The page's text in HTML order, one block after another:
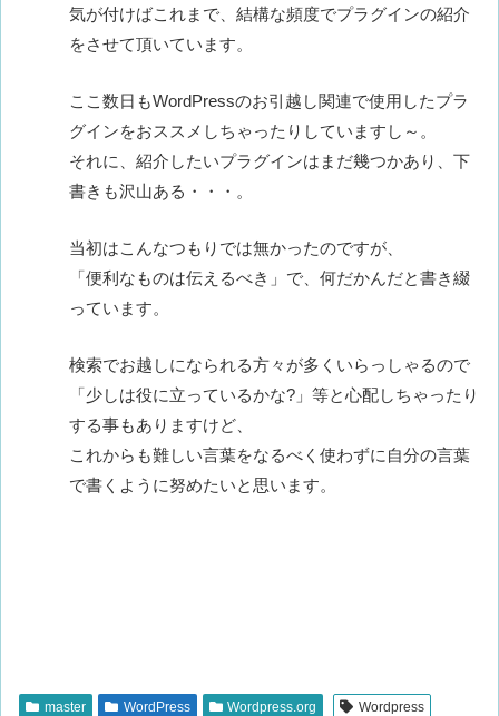
気が付けばこれまで、結構な頻度でプラグインの紹介
をさせて頂いています。
ここ数日もWordPressのお引越し関連で使用したプラ
グインをおススメしちゃったりしていますし～。
それに、紹介したいプラグインはまだ幾つかあり、下
書きも沢山ある・・・。
当初はこんなつもりでは無かったのですが、
「便利なものは伝えるべき」で、何だかんだと書き綴
っています。
検索でお越しになられる方々が多くいらっしゃるので
「少しは役に立っているかな?」等と心配しちゃったり
する事もありますけど、
これからも難しい言葉をなるべく使わずに自分の言葉
で書くように努めたいと思います。
master WordPress Wordpress.org
Wordpress